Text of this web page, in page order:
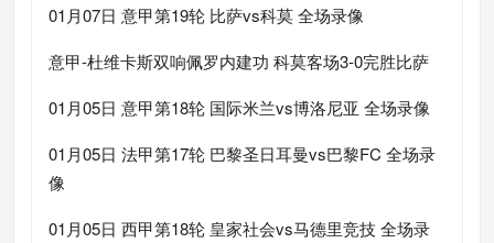
01月07日 意甲第19轮 比萨vs科莫 全场录像
意甲-杜维卡斯双响佩罗内建功 科莫客场3-0完胜比萨
01月05日 意甲第18轮 国际米兰vs博洛尼亚 全场录像
01月05日 法甲第17轮 巴黎圣日耳曼vs巴黎FC 全场录
像
01月05日 西甲第18轮 皇家社会vs马德里竞技 全场录